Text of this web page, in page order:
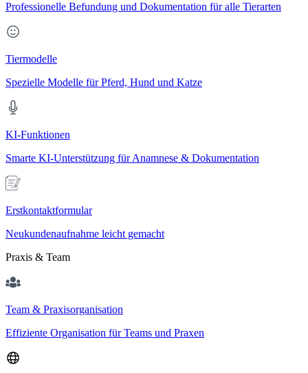
Professionelle Befundung und Dokumentation für alle Tierarten
Tiermodelle
Spezielle Modelle für Pferd, Hund und Katze
KI-Funktionen
Smarte KI-Unterstützung für Anamnese & Dokumentation
Erstkontaktformular
Neukundenaufnahme leicht gemacht
Praxis & Team
Team & Praxisorganisation
Effiziente Organisation für Teams und Praxen